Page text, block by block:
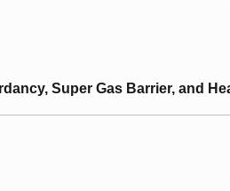
Super Gas Barrier, and